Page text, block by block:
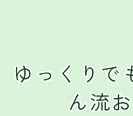
ゆっくりで
ん流